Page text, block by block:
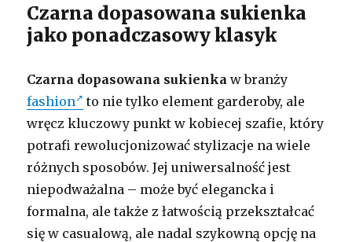
Czarna dopasowana sukienka
jako ponadczasowy klasyk
Czarna dopasowana sukienka w branży
fashion
to nie tylko element garderoby, ale
wręcz kluczowy punkt w kobiecej szafie, który
potrafi rewolucjonizować stylizacje na wiele
różnych sposobów. Jej uniwersalność jest
niepodważalna – może być elegancka i
formalna, ale także z łatwością przekształcać
się w casualową, ale nadal szykowną opcję na